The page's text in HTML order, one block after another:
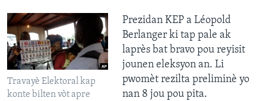
Travayè Elektoral kap
konte bilten vòt apre
Prezidan KEP a Léopold
Berlanger ki tap pale ak
laprès bat bravo pou reyisit
jounen eleksyon an. Li
pwomèt rezilta preliminè yo
nan 8 jou pou pita.